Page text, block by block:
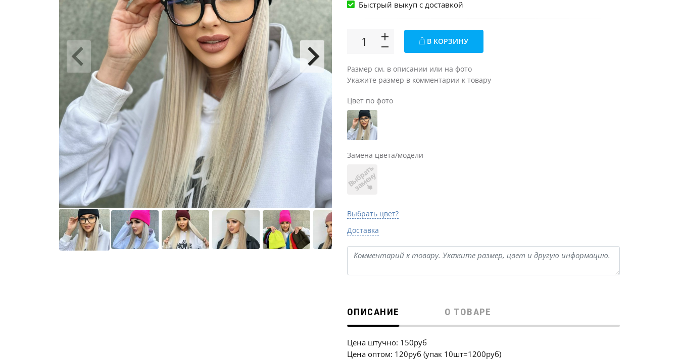
Быстрый выкуп c доставкой
В КОРЗИНУ
Размер см. в описании или на фото
Укажите размер в комментарии к товару
Цвет по фото
Замена цвета/модели
В
ы
б
р
а
т
ь
з
а
м
е
н
у
Выбрать цвет?
Доставка
ОПИСАНИЕ О ТОВАРЕ
Цена штучно: 150руб
Цена оптом: 120руб (упак 10шт=1200руб)